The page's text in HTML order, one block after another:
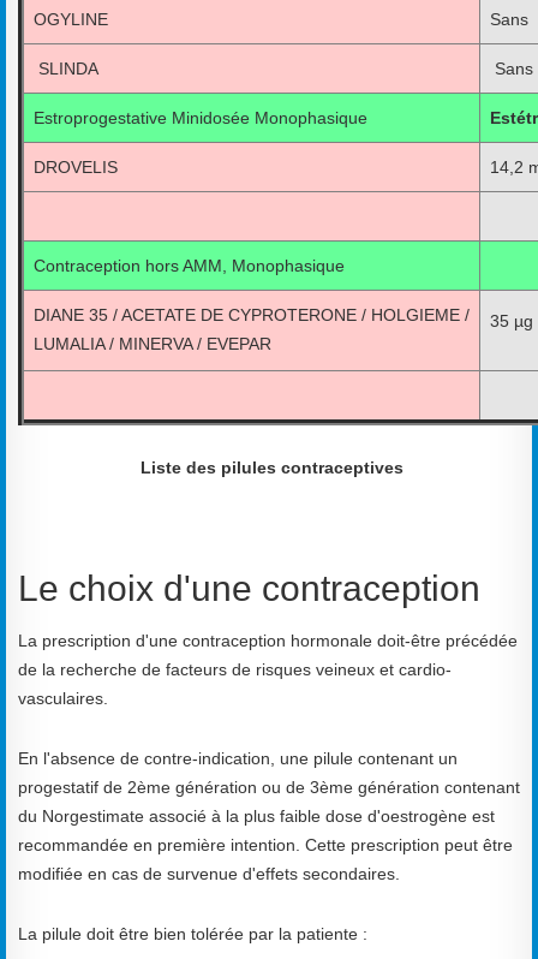
OGYLINE Sans
SLINDA Sans
Estroprogestative Minidosée Monophasique
DROVELIS 14,2
Contraception hors AMM, Monophasique
DIANE 35 / ACETATE DE CYPROTERONE / HOLGIEME /
LUMALIA / MINERVA / EVEPAR
35 µg
Liste des pilules contraceptives
Le choix d'une contraception
La prescription d'une contraception hormonale doit-être précédée
de la recherche de facteurs de risques veineux et cardio-
vasculaires.
En l'absence de contre-indication, une pilule contenant un
progestatif de 2ème génération ou de 3ème génération contenant
du Norgestimate associé à la plus faible dose d'oestrogène est
recommandée en première intention. Cette prescription peut être
modifiée en cas de survenue d'effets secondaires.
La pilule doit être bien tolérée par la patiente :